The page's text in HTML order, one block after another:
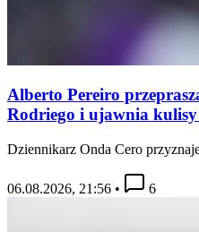
Alberto Pereiro
Rodriego i ujawnia
Dziennikarz Onda Cero
06.08.2026, 21:56 • 6